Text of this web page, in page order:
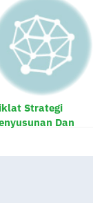
Strategi
Dan